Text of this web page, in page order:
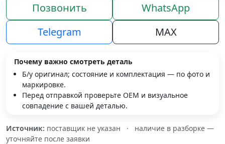
Позвонить
WhatsApp
Telegram
MAX
Почему важно смотреть деталь
Б/у оригинал; состояние и комплектация — по фото и
маркировке.
Перед отправкой проверьте OEM и визуальное
совпадение с вашей деталью.
Источник: поставщик не указан ·
наличие в разборке —
уточняйте после заявки